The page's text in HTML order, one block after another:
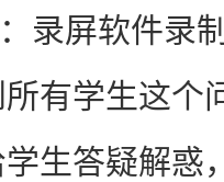
屏软件录制
有学生这个
生答疑解惑